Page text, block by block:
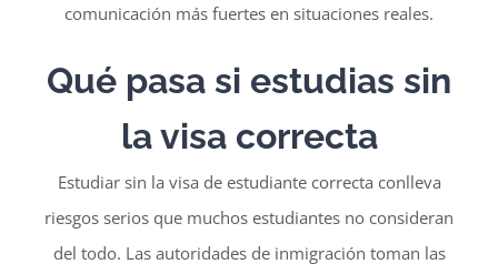
comunicación más fuertes en situaciones reales.
Qué pasa si estudias sin
la visa correcta
Estudiar sin la visa de estudiante correcta conlleva
riesgos serios que muchos estudiantes no consideran
del todo. Las autoridades de inmigración toman las